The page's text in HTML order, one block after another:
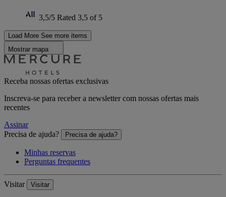
3,5/5 Rated 3,5 of 5
Load More See more items
Mostrar mapa
Receba nossas ofertas exclusivas
Inscreva-se para receber a newsletter com nossas ofertas mais
recentes
Assinar
Precisa de ajuda?
Precisa de ajuda?
Minhas reservas
Perguntas frequentes
Visitar Visitar